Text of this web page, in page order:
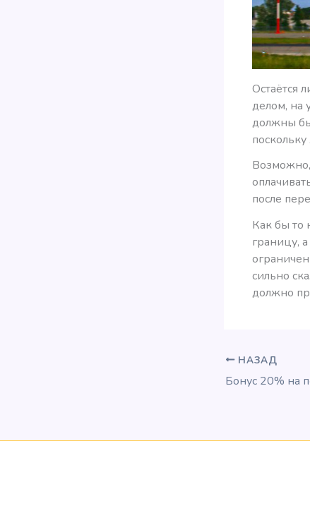
Остаётся
делом, на
должны
после
Как бы то
границу,
сильно
должно
НАЗАД